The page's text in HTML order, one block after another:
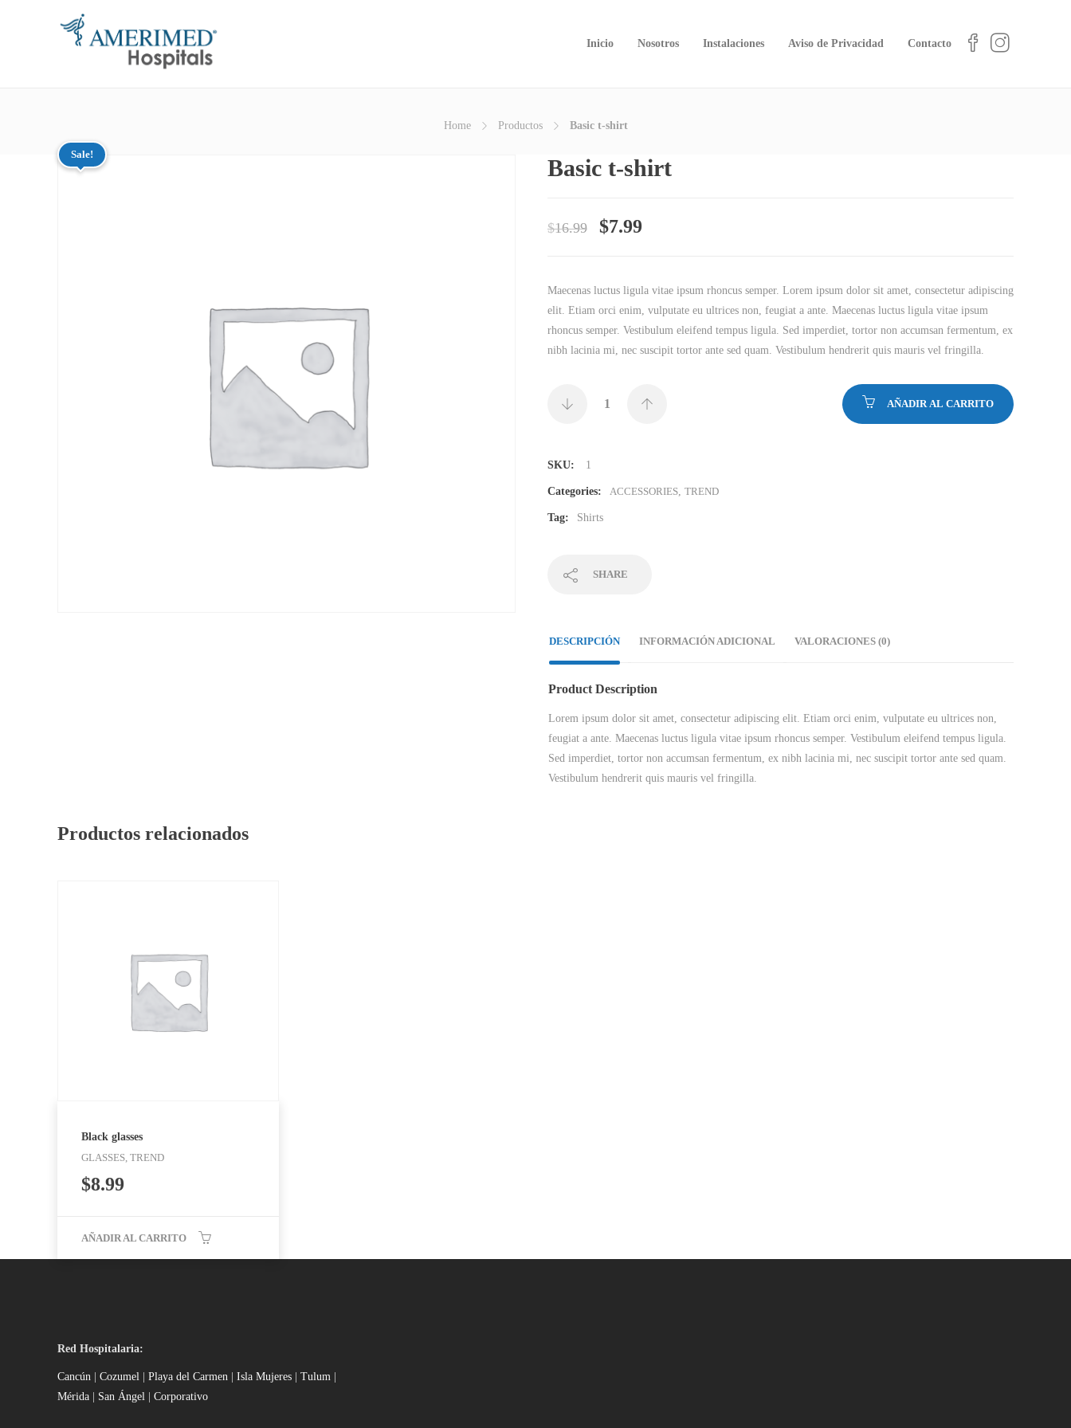
Inicio Nosotros Instalaciones Aviso de Privacidad Contacto
Home Productos Basic t-shirt
Sale!
Basic t-shirt
$16.99 $7.99
Maecenas luctus ligula vitae ipsum rhoncus semper. Lorem ipsum dolor sit amet, consectetur adipiscing
elit. Etiam orci enim, vulputate eu ultrices non, feugiat a ante. Maecenas luctus ligula vitae ipsum
rhoncus semper. Vestibulum eleifend tempus ligula. Sed imperdiet, tortor non accumsan fermentum, ex
nibh lacinia mi, nec suscipit tortor ante sed quam. Vestibulum hendrerit quis mauris vel fringilla.
AÑADIR AL CARRITO
SKU: 1
Categories: ACCESSORIES, TREND
Tag: Shirts
SHARE
DESCRIPCIÓN INFORMACIÓN ADICIONAL VALORACIONES (0)
Product Description
Lorem ipsum dolor sit amet, consectetur adipiscing elit. Etiam orci enim, vulputate eu ultrices non,
feugiat a ante. Maecenas luctus ligula vitae ipsum rhoncus semper. Vestibulum eleifend tempus ligula.
Sed imperdiet, tortor non accumsan fermentum, ex nibh lacinia mi, nec suscipit tortor ante sed quam.
Vestibulum hendrerit quis mauris vel fringilla.
Productos relacionados
Black glasses
GLASSES, TREND
$8.99
AÑADIR AL CARRITO
Red Hospitalaria:
Cancún Cozumel Playa del Carmen Isla Mujeres Tulum
Mérida
San Ángel Corporativo